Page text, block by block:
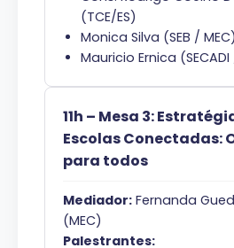
(TCE/ES)
Monica Silva (SEB / MEC)
Mauricio Ernica (SECADI
11h – Mesa 3:
Escolas Conectadas:
para todos
Mediador: Fernanda
(MEC)
Palestrantes: